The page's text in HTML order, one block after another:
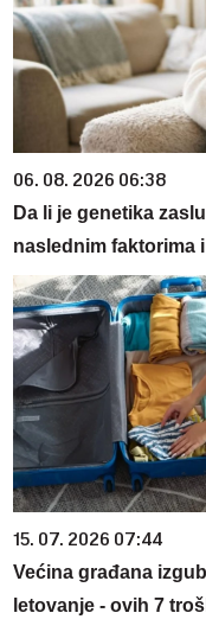
06. 08. 2026 06:38
Da li je genetika
naslednim faktorima
15. 07. 2026 07:44
Većina građana
letovanje - ovih 7